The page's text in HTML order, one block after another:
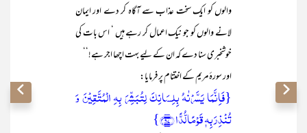
والوں کو ایک سخت عذاب سے آگاہ کر دے اور ایمان
لانے والوں کو جو نیک اعمال کر رہے ہیں ‘ اس بات کی
خوشخبری سنا دے کہ ان کے لیے بہت اچھا اجر ہے!‘‘
اور سورۂ مریم کے اختتام پر فرمایا:
{فَاِنَّمَا یَسَّرۡنٰہُ بِلِسَانِکَ لِتُبَشِّرَ بِہِ الۡمُتَّقِیۡنَ وَ
تُنۡذِرَ بِہٖ قَوۡمًا لُّدًّا ﴿۹۷﴾}